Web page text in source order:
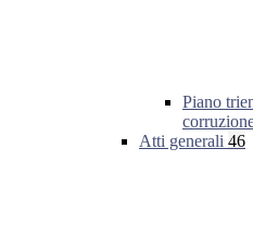
Piano
Atti generali 46